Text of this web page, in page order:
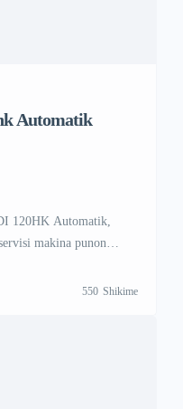
Automatik
120HK Automatik,
makina punon
te ndrume qitashe per
550 Shikime